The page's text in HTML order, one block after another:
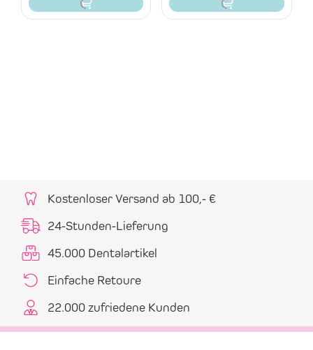
Kostenloser Versand ab 100,- €
24-Stunden-Lieferung
45.000 Dentalartikel
Einfache Retoure
22.000 zufriedene Kunden